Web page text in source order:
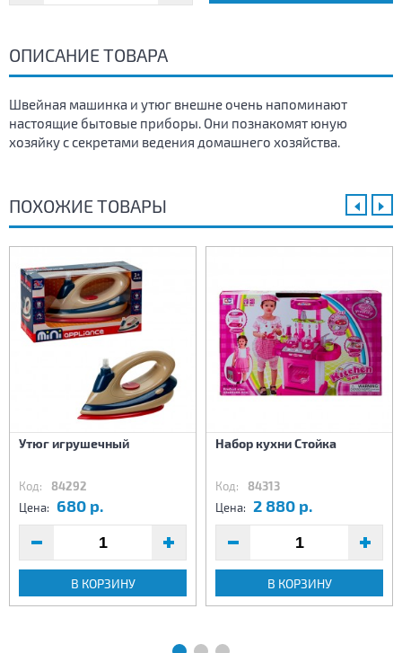
ОПИСАНИЕ ТОВАРА
Швейная машинка и утюг внешне очень напоминают
настоящие бытовые приборы. Они познакомят юную
хозяйку с секретами ведения домашнего хозяйства.
ПОХОЖИЕ ТОВАРЫ
Утюг игрушечный
Код: 84292
Цена: 680 р.
В КОРЗИНУ
Набор кухни Стойка
Код: 84313
Цена: 2 880 р.
В КОРЗИНУ